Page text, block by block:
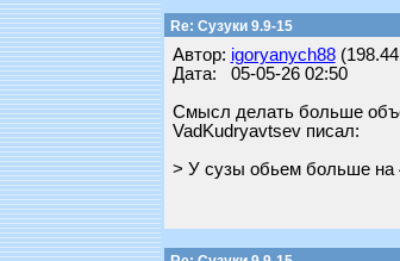
Re: Сузуки 9.9-15
Автор: igoryanych88
Дата: 05-05-26 02:50
Смысл делать больше
VadKudryavtsev писал:
> У сузы обьем больше на